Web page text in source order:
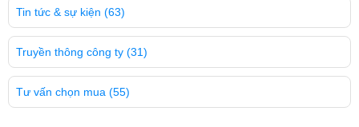
Tin tức & sự kiện (63)
Truyền thông công ty (31)
Tư vấn chọn mua (55)